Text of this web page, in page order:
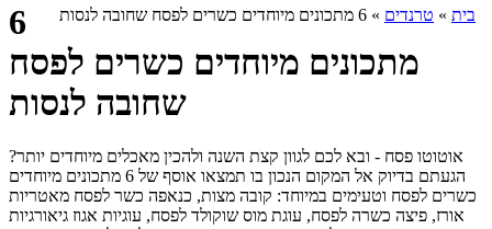
בית » טרנדים » 6 מתכונים מיוחדים כשרים לפסח שחובה לנסות
6
מתכונים מיוחדים כשרים לפסח
שחובה לנסות
אוטוטו פסח - ובא לכם לגוון קצת השנה ולהכין מאכלים מיוחדים יותר?
הגעתם בדיוק אל המקום הנכון בו תמצאו אוסף של 6 מתכונים מיוחדים
כשרים לפסח וטעימים במיוחד: קובה מצות, כנאפה כשר לפסח מאטריות
אורז, פיצה כשרה לפסח, עוגת מוס שוקולד לפסח, עוגיות אגוז גיאורגיות